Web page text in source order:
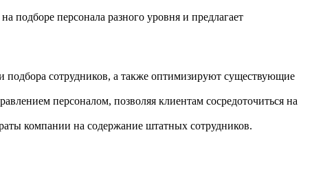
подборе персонала разного уровня и предлагает
подбора сотрудников, а также оптимизируют существующие
персоналом, позволяя клиентам сосредоточиться на
компании на содержание штатных сотрудников.